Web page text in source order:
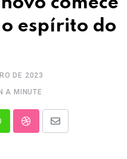
espírito do
DE 2023
A MINUTE
StumbleUpon
Share